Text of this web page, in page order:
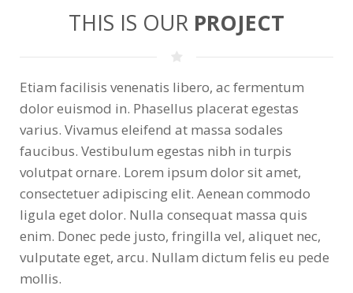
THIS IS OUR PROJECT
Etiam facilisis venenatis libero, ac fermentum
dolor euismod in. Phasellus placerat egestas
varius. Vivamus eleifend at massa sodales
faucibus. Vestibulum egestas nibh in turpis
volutpat ornare. Lorem ipsum dolor sit amet,
consectetuer adipiscing elit. Aenean commodo
ligula eget dolor. Nulla consequat massa quis
enim. Donec pede justo, fringilla vel, aliquet nec,
vulputate eget, arcu. Nullam dictum felis eu pede
mollis.